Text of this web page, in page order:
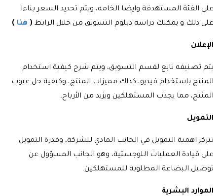
على الفئة المستهدفة وايضا الخامه، ويتم تحديد السعر بناءا
على ذلك و يمكنك دراسة دبلوم التسويق من خلال الرابط ( هنا )
الإعلان
يتم تصنيفه تابع لقسم التسويق، ويتم شرح كيفية استخدام
المنتج باستخدام فيديو، كذاك مميزات المنتج، وكيفية حل عيوب
المنتج، مما يجذب المستهلكين ويزيد من الأرباح.
التمويل
تتركز اهمية التمويل في الجانب المادي للشركة، وقدرة التمويل
على قيادة العمليات اللوجستية، وهو الجانب المسؤول عن
توصيل البضاعة المطلوبة للمستهلكين.
الموارد البشرية